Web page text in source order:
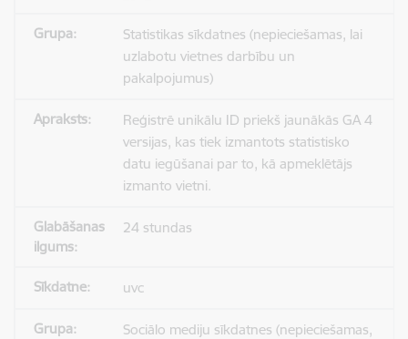
Statistikas sīkdatnes (nepieciešamas, lai
uzlabotu vietnes darbību un
pakalpojumus)
Reģistrē unikālu ID priekš jaunākās GA 4
versijas, kas tiek izmantots statistisko
datu iegūšanai par to, kā apmeklētājs
izmanto vietni.
24 stundas
uvc
Sociālo mediju sīkdatnes (nepieciešamas,